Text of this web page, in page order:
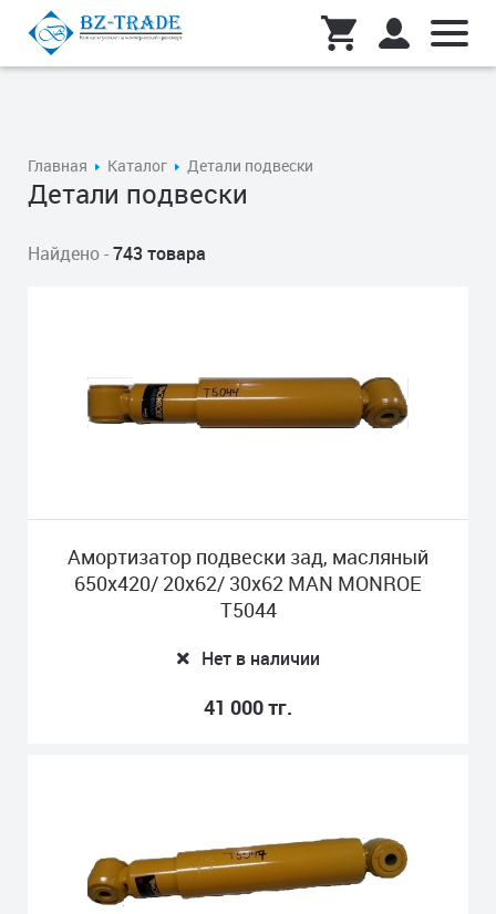
Главная Каталог Детали подвески
Детали подвески
Найдено -743 товара
Амортизатор подвески зад, масляный
650x420/ 20x62/ 30x62 MAN MONROE
T5044
Нет в наличии
41 000 тг.